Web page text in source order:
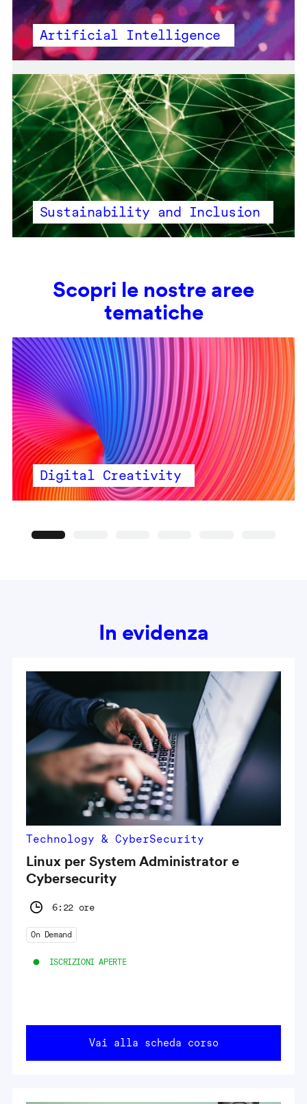
Artificial Intelligence
Sustainability and Inclusion
Scopri le nostre aree
tematiche
Digital Creativity
In evidenza
Technology & CyberSecurity
Linux per System Administrator e
Cybersecurity
6:22 ore
On Demand
ISCRIZIONI APERTE
Vai alla scheda corso